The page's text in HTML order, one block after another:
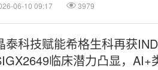
06-10 09:17 3979
泰科技赋能希格生科再获
临床潜力凸显，AI+